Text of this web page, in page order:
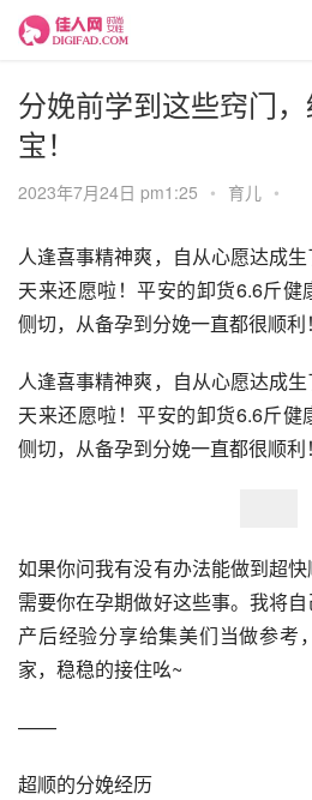
分娩前学到这些窍门
宝！
2023年7月24日 pm1:25 • 育儿 •
人逢喜事精神爽，自从心愿达成
天来还愿啦！平安的卸货6.6斤
侧切，从备孕到分娩一直都很顺
人逢喜事精神爽，自从心愿达成
天来还愿啦！平安的卸货6.6斤
侧切，从备孕到分娩一直都很顺利！
如果你问我有没有办法能做到超
需要你在孕期做好这些事。我将自
产后经验分享给集美们当做参考
家，稳稳的接住吆~
——
超顺的分娩经历